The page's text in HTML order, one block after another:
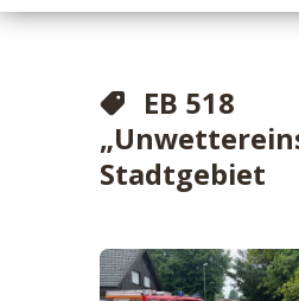
EB 518
Stadtgebiet